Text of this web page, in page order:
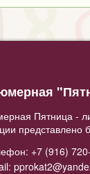
Пятница -
представлено
+7 (916)